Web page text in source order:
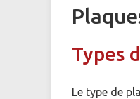
Types
Le type de